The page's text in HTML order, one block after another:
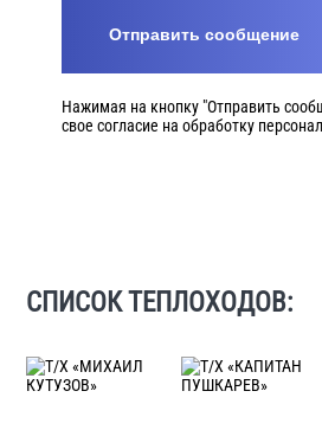
Нажимая на кнопку "Отправить
свое согласие на обработку
СПИСОК ТЕПЛОХОДОВ: